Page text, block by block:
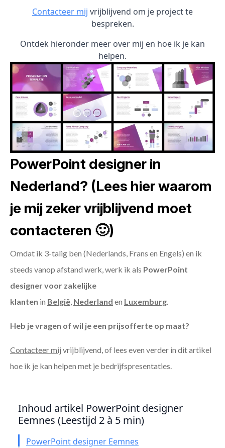
Contacteer mij vrijblijvend om je project te
bespreken.
Ontdek hieronder meer over mij en hoe ik je kan
helpen.
PowerPoint designer in
Nederland? (Lees hier waarom
je mij zeker vrijblijvend moet
contacteren 🙂)
Omdat ik 3-talig ben (Nederlands, Frans en Engels) en ik
steeds vanop afstand werk, werk ik als PowerPoint
designer voor zakelijke
klanten in België, Nederland en Luxemburg.
Heb je vragen of wil je een prijsofferte op maat?
Contacteer mij vrijblijvend, of lees even verder in dit artikel
hoe ik je kan helpen met je bedrijfspresentaties.
Inhoud artikel PowerPoint designer
Eemnes (Leestijd 2 à 5 min)
PowerPoint designer Eemnes